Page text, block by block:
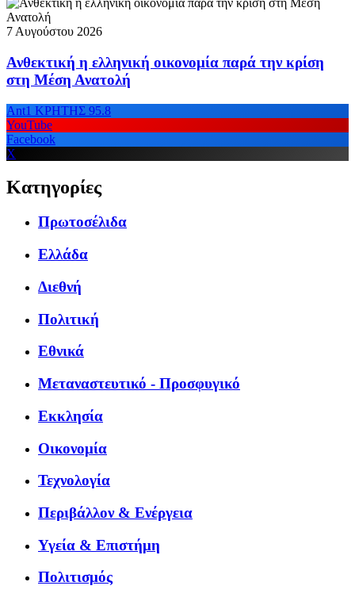
7 Αυγούστου 2026
Ανθεκτική η ελληνική οικονομία παρά την κρίση
στη Μέση Ανατολή
Ant1 ΚΡΗΤΗΣ 95.8
YouTube
Facebook
X
Κατηγορίες
Πρωτοσέλιδα
Ελλάδα
Διεθνή
Πολιτική
Εθνικά
Μεταναστευτικό - Προσφυγικό
Εκκλησία
Οικονομία
Τεχνολογία
Περιβάλλον & Ενέργεια
Υγεία & Επιστήμη
Πολιτισμός